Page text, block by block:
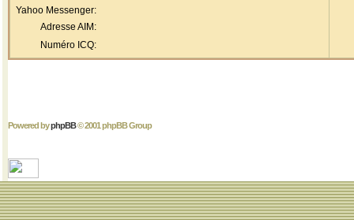
Yahoo Messenger:
Adresse AIM:
Numéro ICQ:
Powered byphpBB© 2001 phpBB Group